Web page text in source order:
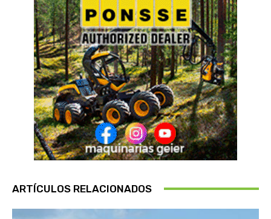
ARTÍCULOS RELACIONADOS